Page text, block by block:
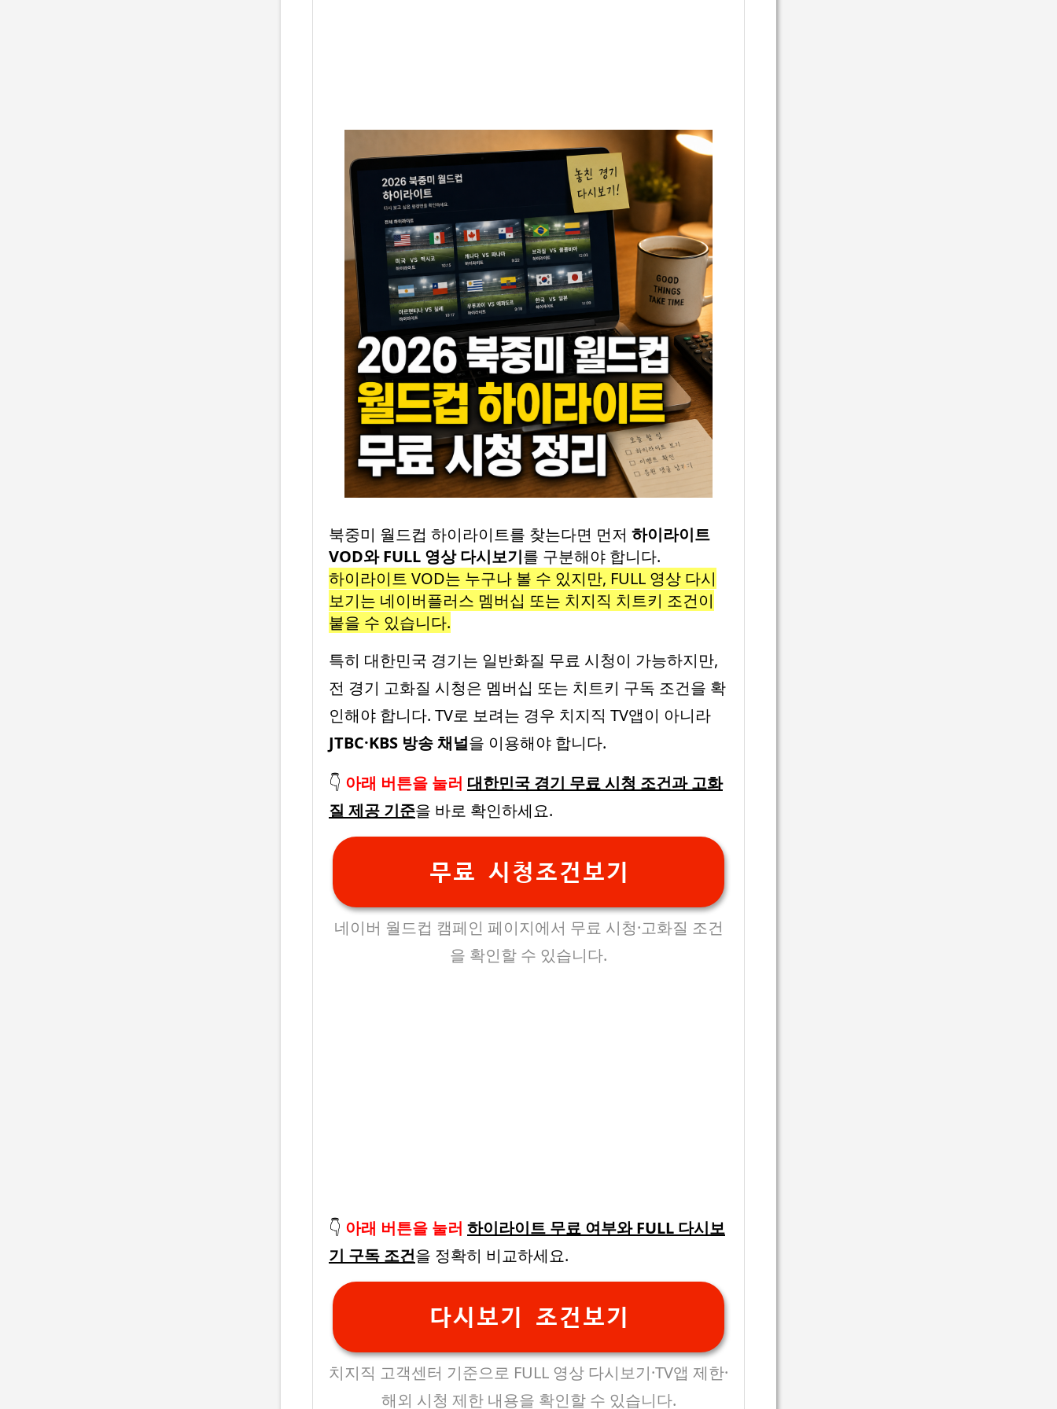
북중미 월드컵 하이라이트를 찾는다면 먼저 하이라이트
VOD와 FULL 영상 다시보기를 구분해야 합니다.
하이라이트 VOD는 누구나 볼 수 있지만, FULL 영상 다시
보기는 네이버플러스 멤버십 또는 치지직 치트키 조건이
붙을 수 있습니다.
특히 대한민국 경기는 일반화질 무료 시청이 가능하지만,
전 경기 고화질 시청은 멤버십 또는 치트키 구독 조건을 확
인해야 합니다. TV로 보려는 경우 치지직 TV앱이 아니라
JTBC·KBS 방송 채널을 이용해야 합니다.
👇 아래 버튼을 눌러 대한민국 경기 무료 시청 조건과 고화
질 제공 기준을 바로 확인하세요.
무료 시청조건보기
네이버 월드컵 캠페인 페이지에서 무료 시청·고화질 조건
을 확인할 수 있습니다.
👇 아래 버튼을 눌러 하이라이트 무료 여부와 FULL 다시보
기 구독 조건을 정확히 비교하세요.
다시보기 조건보기
치지직 고객센터 기준으로 FULL 영상 다시보기·TV앱 제한·
해외 시청 제한 내용을 확인할 수 있습니다.